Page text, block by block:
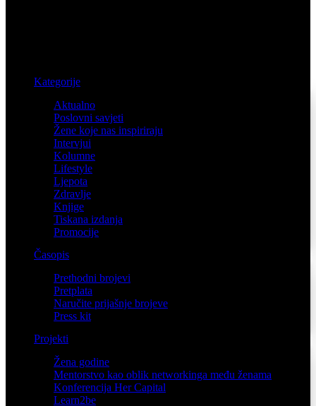
Kategorije
Aktualno
Poslovni savjeti
Žene koje nas inspiriraju
Intervjui
Kolumne
Lifestyle
Ljepota
Zdravlje
Knjige
Tiskana izdanja
Promocije
Časopis
Prethodni brojevi
Pretplata
Naručite prijašnje brojeve
Press kit
Projekti
Žena godine
Mentorstvo kao oblik networkinga među ženama
Konferencija Her Capital
Learn2be